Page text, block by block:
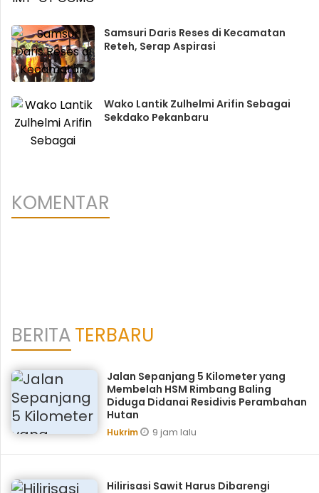
Samsuri Daris Reses di Kecamatan
Reteh, Serap Aspirasi
Wako Lantik Zulhelmi Arifin Sebagai
Sekdako Pekanbaru
KOMENTAR
BERITATERBARU
Jalan Sepanjang 5 Kilometer yang
Membelah HSM Rimbang Baling
Diduga Didanai Residivis Perambahan
Hutan
Hukrim 9 jam lalu
Hilirisasi Sawit Harus Dibarengi